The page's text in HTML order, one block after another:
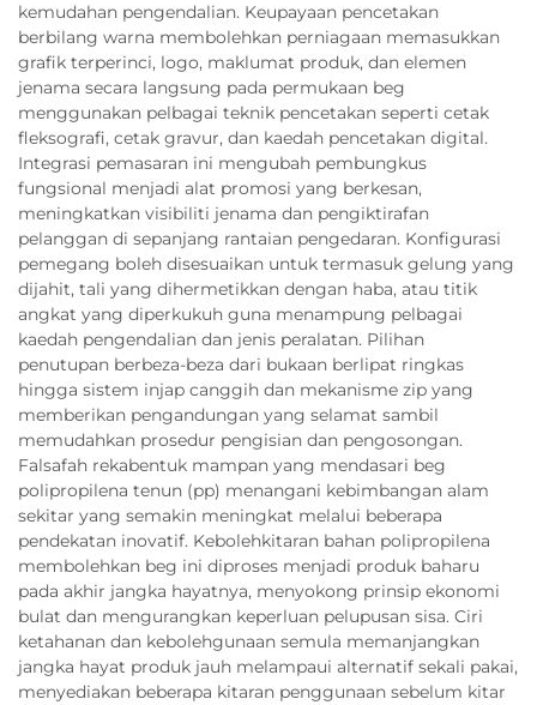
kemudahan pengendalian. Keupayaan pencetakan
berbilang warna membolehkan perniagaan memasukkan
grafik terperinci, logo, maklumat produk, dan elemen
jenama secara langsung pada permukaan beg
menggunakan pelbagai teknik pencetakan seperti cetak
fleksografi, cetak gravur, dan kaedah pencetakan digital.
Integrasi pemasaran ini mengubah pembungkus
fungsional menjadi alat promosi yang berkesan,
meningkatkan visibiliti jenama dan pengiktirafan
pelanggan di sepanjang rantaian pengedaran. Konfigurasi
pemegang boleh disesuaikan untuk termasuk gelung yang
dijahit, tali yang dihermetikkan dengan haba, atau titik
angkat yang diperkukuh guna menampung pelbagai
kaedah pengendalian dan jenis peralatan. Pilihan
penutupan berbeza-beza dari bukaan berlipat ringkas
hingga sistem injap canggih dan mekanisme zip yang
memberikan pengandungan yang selamat sambil
memudahkan prosedur pengisian dan pengosongan.
Falsafah rekabentuk mampan yang mendasari beg
polipropilena tenun (pp) menangani kebimbangan alam
sekitar yang semakin meningkat melalui beberapa
pendekatan inovatif. Kebolehkitaran bahan polipropilena
membolehkan beg ini diproses menjadi produk baharu
pada akhir jangka hayatnya, menyokong prinsip ekonomi
bulat dan mengurangkan keperluan pelupusan sisa. Ciri
ketahanan dan kebolehgunaan semula memanjangkan
jangka hayat produk jauh melampaui alternatif sekali pakai,
menyediakan beberapa kitaran penggunaan sebelum kitar